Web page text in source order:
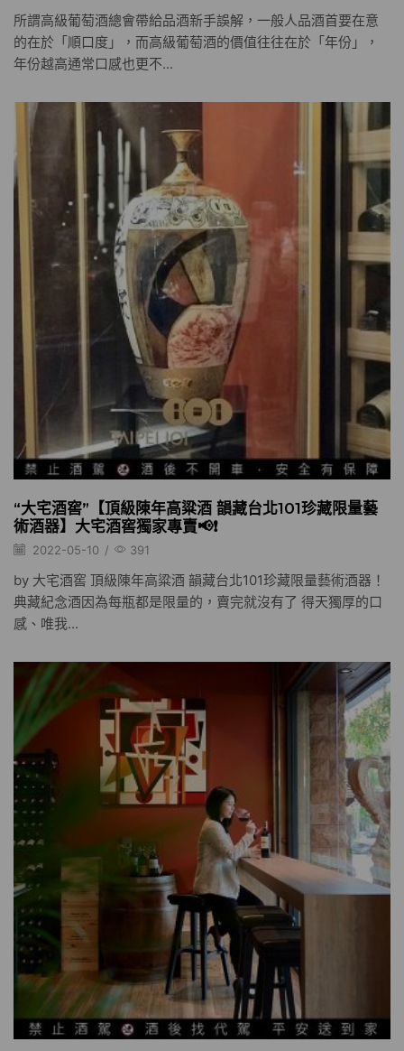
所謂高級葡萄酒總會帶給品酒新手誤解，一般人品酒首要在意
的在於「順口度」，而高級葡萄酒的價值往往在於「年份」，
年份越高通常口感也更不...
“大宅酒窖”【頂級陳年高粱酒 韻藏台北101珍藏限量藝
術酒器】大宅酒窖獨家專賣📢❗️
2022-05-10 / 391
by 大宅酒窖 頂級陳年高粱酒 韻藏台北101珍藏限量藝術酒器！
典藏紀念酒因為每瓶都是限量的，賣完就沒有了 得天獨厚的口
感、唯我...